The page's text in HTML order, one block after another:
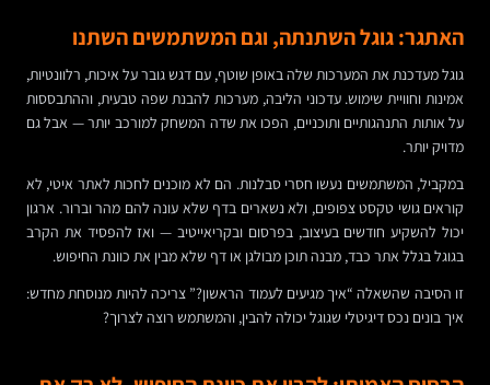
האתגר: גוגל השתנתה, וגם המשתמשים השתנו
גוגל מעדכנת את המערכות שלה באופן שוטף, עם דגש גובר על איכות, רלוונטיות,
אמינות וחוויית שימוש. עדכוני הליבה, מערכות להבנת שפה טבעית, וההתבססות
על אותות התנהגותיים ותוכניים, הפכו את שדה המשחק למורכב יותר — אבל גם
מדויק יותר.
במקביל, המשתמשים נעשו חסרי סבלנות. הם לא מוכנים לחכות לאתר איטי, לא
קוראים גושי טקסט צפופים, ולא נשארים בדף שלא עונה להם מהר וברור. ארגון
יכול להשקיע חודשים בעיצוב, בפרסום ובקריאייטיב — ואז להפסיד את הקרב
בגוגל בגלל אתר כבד, מבנה תוכן מבולגן או דף שלא מבין את כוונת החיפוש.
זו הסיבה שהשאלה “איך מגיעים לעמוד הראשון?” צריכה להיות מנוסחת מחדש:
איך בונים נכס דיגיטלי שגוגל יכולה להבין, והמשתמש רוצה לצרוך?